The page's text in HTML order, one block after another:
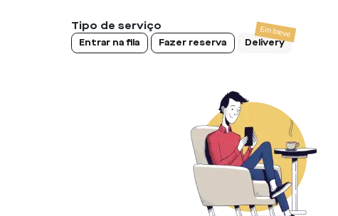
Tipo de serviço
Entrar na fila Fazer reserva Delivery